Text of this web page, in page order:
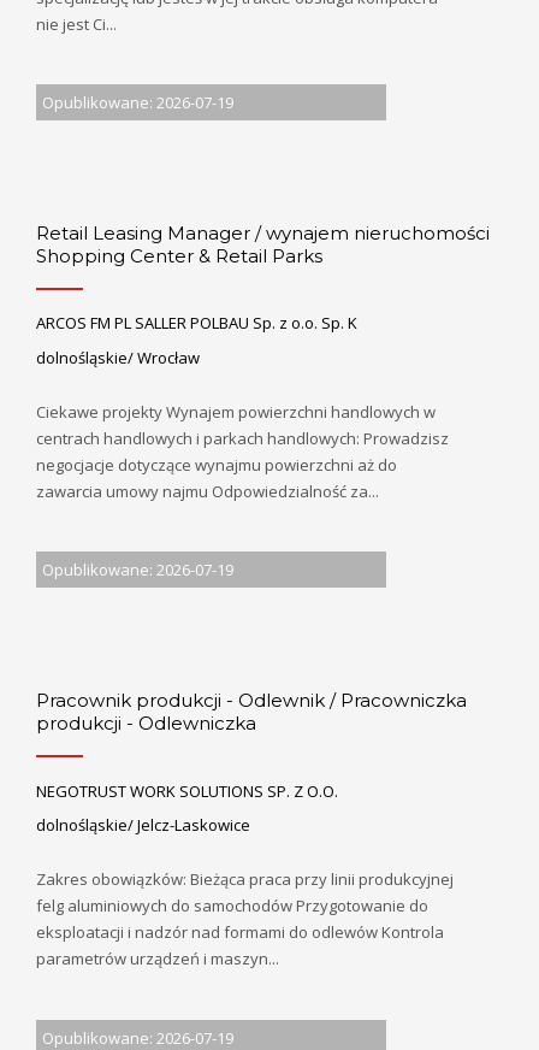
nie jest Ci...
Opublikowane: 2026-07-19
Retail Leasing Manager / wynajem nieruchomości
Shopping Center & Retail Parks
ARCOS FM PL SALLER POLBAU Sp. z o.o. Sp. K
dolnośląskie/ Wrocław
Ciekawe projekty Wynajem powierzchni handlowych w
centrach handlowych i parkach handlowych: Prowadzisz
negocjacje dotyczące wynajmu powierzchni aż do
zawarcia umowy najmu Odpowiedzialność za...
Opublikowane: 2026-07-19
Pracownik produkcji - Odlewnik / Pracowniczka
produkcji - Odlewniczka
NEGOTRUST WORK SOLUTIONS SP. Z O.O.
dolnośląskie/ Jelcz-Laskowice
Zakres obowiązków: Bieżąca praca przy linii produkcyjnej
felg aluminiowych do samochodów Przygotowanie do
eksploatacji i nadzór nad formami do odlewów Kontrola
parametrów urządzeń i maszyn...
Opublikowane: 2026-07-19